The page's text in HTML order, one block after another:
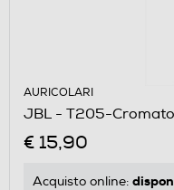
AURICOLARI
JBL - T205-Cromato
€ 15,90
Acquisto online: